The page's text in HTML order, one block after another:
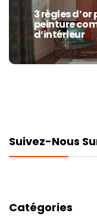
Next
post:
3 règles
peinture
d’intérieur
Suivez-Nous
Catégories